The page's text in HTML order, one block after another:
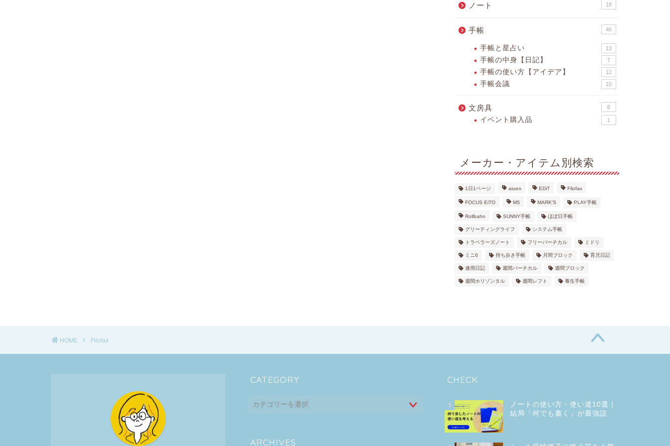
ノート 18
手帳 46
手帳と星占い 13
手帳の中身【日記】 7
手帳の使い方【アイデア】 12
手帳会議 10
文房具 8
イベント購入品 1
メーカー・アイテム別検索
1日1ページ aiueo EDiT Filofax
FOCUS EiTO M5 MARK'S PLAY手帳
Rollbahn SUNNY手帳 ほぼ日手帳
グリーティングライフ システム手帳
トラベラーズノート フリーバーチカル ミドリ
ミニ6 持ち歩き手帳 月間ブロック 育児日記
連用日記 週間バーチカル 週間ブロック
週間ホリゾンタル 週間レフト 養生手帳
HOME Filofax
CATEGORY
ARCHIVES
CHECK
1
ノートの使い方・使い道10選｜
結局「何でも書く」が最強説